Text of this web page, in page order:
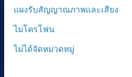
แผงรับสัญญาณภาพและเสียง
ไมโครโฟน
ไม่ได้จัดหมวดหมู่